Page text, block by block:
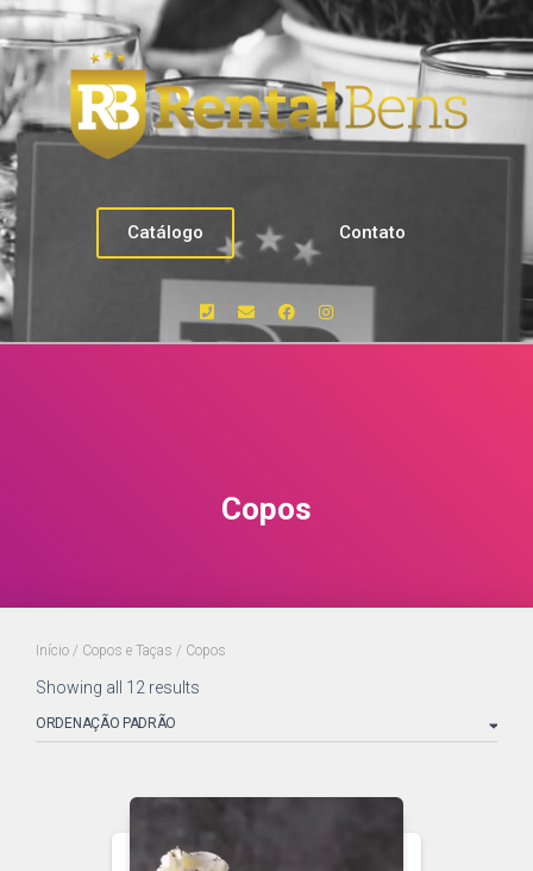
Catálogo Contato
Copos
Início / Copos e Taças / Copos
Showing all 12 results